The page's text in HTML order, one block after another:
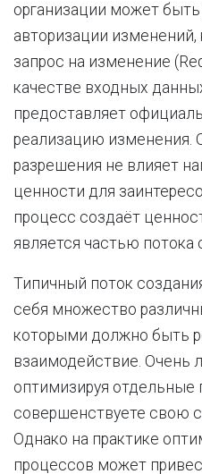
организации может
авторизации
запрос на изменение
качестве входных
предоставляет
реализацию изменения.
разрешения не влияет
ценности для
процесс создаёт
является частью потока
Типичный поток
себя множество
которыми должно быть
взаимодействие. Очень
оптимизируя
совершенствуете свою
Однако на практике
процессов может